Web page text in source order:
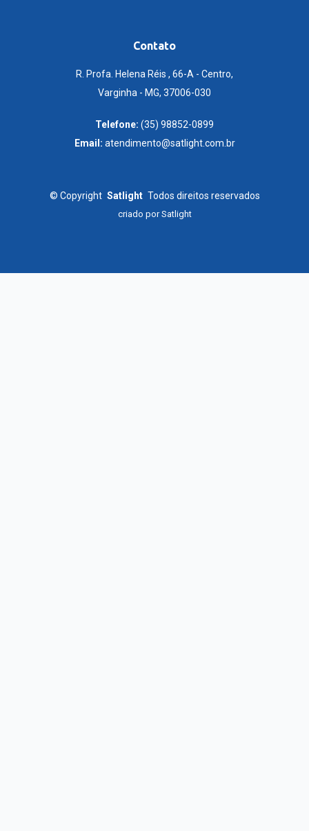
Contato
R. Profa. Helena Réis , 66-A - Centro,
Varginha - MG, 37006-030
Telefone: (35) 98852-0899
Email: atendimento@satlight.com.br
© Copyright Satlight Todos direitos reservados
criado porSatlight